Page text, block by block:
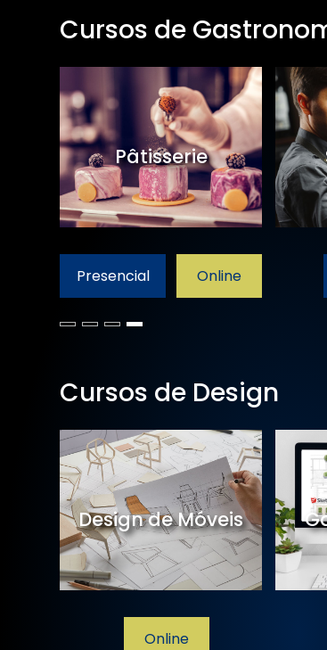
Cursos de
Pâtisserie
Presencial Online
Cursos de Design
Design de Móveis
Online